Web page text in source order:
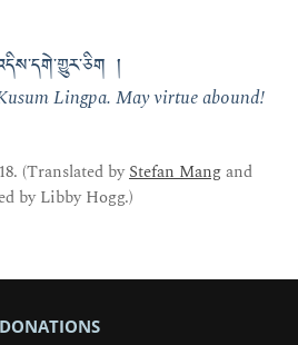
།
Lingpa. May virtue abound!
(Translated byStefan Mangand
by Libby Hogg.)
DONATIONS